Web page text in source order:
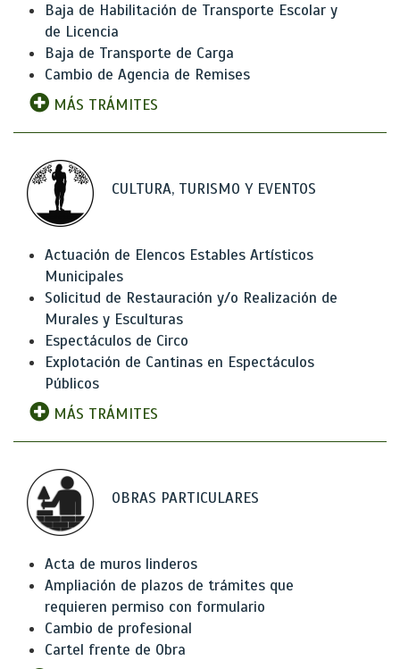
Baja de Habilitación de Transporte Escolar y
de Licencia
Baja de Transporte de Carga
Cambio de Agencia de Remises
MÁS TRÁMITES
CULTURA, TURISMO Y EVENTOS
Actuación de Elencos Estables Artísticos
Municipales
Solicitud de Restauración y/o Realización de
Murales y Esculturas
Espectáculos de Circo
Explotación de Cantinas en Espectáculos
Públicos
MÁS TRÁMITES
OBRAS PARTICULARES
Acta de muros linderos
Ampliación de plazos de trámites que
requieren permiso con formulario
Cambio de profesional
Cartel frente de Obra